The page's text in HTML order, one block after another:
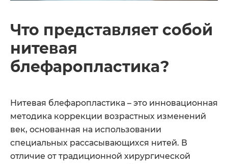
Что представляет собой
нитевая
блефаропластика?
Нитевая блефаропластика – это инновационная
методика коррекции возрастных изменений
век, основанная на использовании
специальных рассасывающихся нитей. В
отличие от традиционной хирургической